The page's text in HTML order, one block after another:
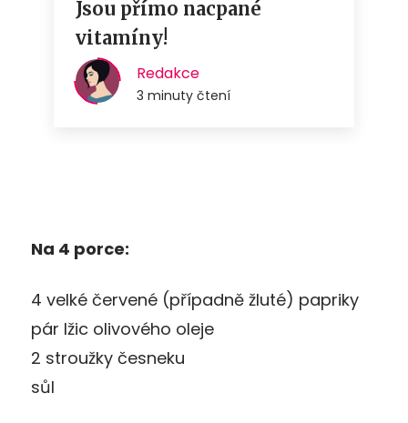
Na 4 porce:
4 velké červené (případně žluté) papriky
pár lžic olivového oleje
2 stroužky česneku
sůl